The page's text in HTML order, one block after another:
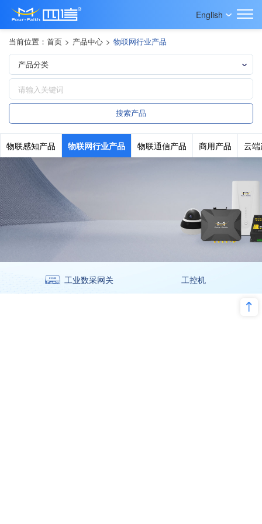
English
当前位置： 首页 > 产品中心 > 物联网行业产品
物联感知产品 物联网行业产品 物联通信产品 商用产品 云
工业数采网关 工控机